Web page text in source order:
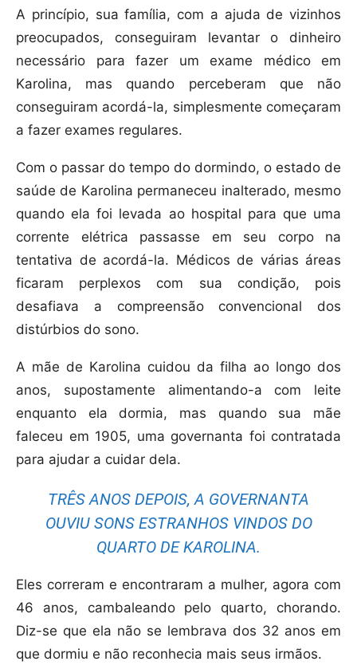
A princípio, sua família, com a ajuda de vizinhos
preocupados, conseguiram levantar o dinheiro
necessário para fazer um exame médico em
Karolina, mas quando perceberam que não
conseguiram acordá-la, simplesmente começaram
a fazer exames regulares.
Com o passar do tempo do dormindo, o estado de
saúde de Karolina permaneceu inalterado, mesmo
quando ela foi levada ao hospital para que uma
corrente elétrica passasse em seu corpo na
tentativa de acordá-la. Médicos de várias áreas
ficaram perplexos com sua condição, pois
desafiava a compreensão convencional dos
distúrbios do sono.
A mãe de Karolina cuidou da filha ao longo dos
anos, supostamente alimentando-a com leite
enquanto ela dormia, mas quando sua mãe
faleceu em 1905, uma governanta foi contratada
para ajudar a cuidar dela.
TRÊS ANOS DEPOIS, A GOVERNANTA
OUVIU SONS ESTRANHOS VINDOS DO
QUARTO DE KAROLINA.
Eles correram e encontraram a mulher, agora com
46 anos, cambaleando pelo quarto, chorando.
Diz-se que ela não se lembrava dos 32 anos em
que dormiu e não reconhecia mais seus irmãos.